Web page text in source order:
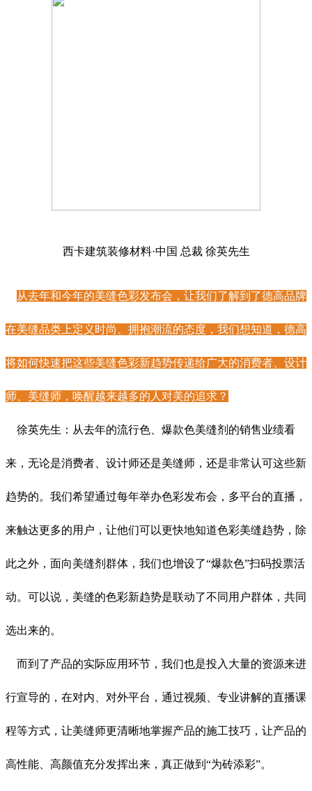
西卡建筑装修材料·中国 总裁 徐英先生
从去年和今年的美缝色彩发布会，让我们了解到了德高品牌
在美缝品类上定义时尚、拥抱潮流的态度，我们想知道，德高
将如何快速把这些美缝色彩新趋势传递给广大的消费者、设计
师、美缝师，唤醒越来越多的人对美的追求？
徐英先生：从去年的流行色、爆款色美缝剂的销售业绩看
来，无论是消费者、设计师还是美缝师，还是非常认可这些新
趋势的。我们希望通过每年举办色彩发布会，多平台的直播，
来触达更多的用户，让他们可以更快地知道色彩美缝趋势，除
此之外，面向美缝剂群体，我们也增设了“爆款色”扫码投票活
动。可以说，美缝的色彩新趋势是联动了不同用户群体，共同
选出来的。
而到了产品的实际应用环节，我们也是投入大量的资源来进
行宣导的，在对内、对外平台，通过视频、专业讲解的直播课
程等方式，让美缝师更清晰地掌握产品的施工技巧，让产品的
高性能、高颜值充分发挥出来，真正做到“为砖添彩”。